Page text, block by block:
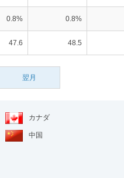
0.8% 0.8%
47.6 48.5
翌月
カナダ
中国